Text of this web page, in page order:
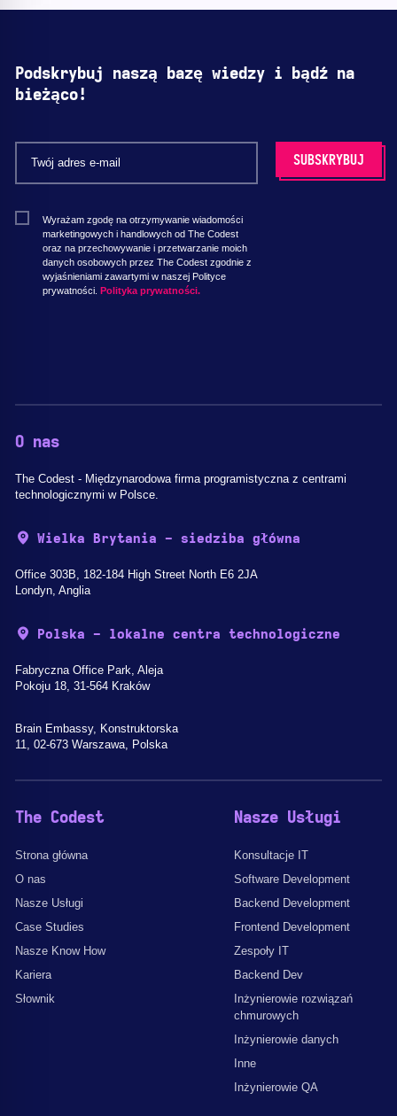
Podskrybuj naszą bazę wiedzy i bądź na
bieżąco!
Wyrażam zgodę na otrzymywanie wiadomości
marketingowych i handlowych od The Codest
oraz na przechowywanie i przetwarzanie moich
danych osobowych przez The Codest zgodnie z
wyjaśnieniami zawartymi w naszej Polityce
prywatności. Polityka prywatności.
O nas
The Codest - Międzynarodowa firma programistyczna z centrami
technologicznymi w Polsce.
Wielka Brytania - siedziba główna
Office 303B, 182-184 High Street North E6 2JA
Londyn, Anglia
Polska - lokalne centra technologiczne
Fabryczna Office Park, Aleja
Pokoju 18, 31-564 Kraków
Brain Embassy, Konstruktorska
11, 02-673 Warszawa, Polska
The Codest
Strona główna
O nas
Nasze Usługi
Case Studies
Nasze Know How
Kariera
Słownik
Nasze Usługi
Konsultacje IT
Software Development
Backend Development
Frontend Development
Zespoły IT
Backend Dev
Inżynierowie rozwiązań
chmurowych
Inżynierowie danych
Inne
Inżynierowie QA